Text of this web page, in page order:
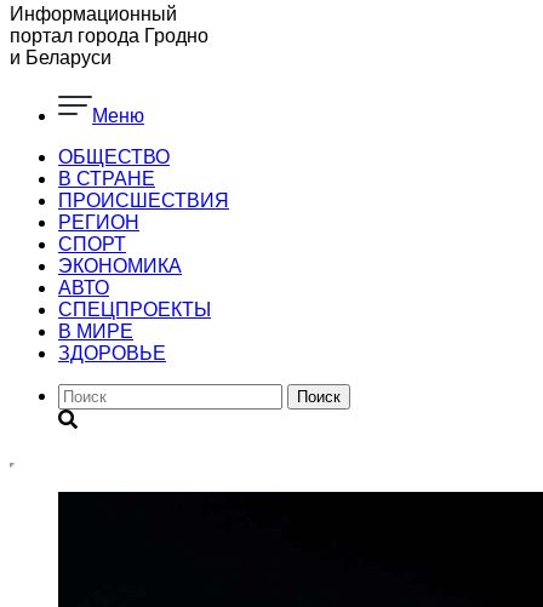
Информационный
портал города Гродно
и Беларуси
Меню
ОБЩЕСТВО
В СТРАНЕ
ПРОИСШЕСТВИЯ
РЕГИОН
CПОРТ
ЭКОНОМИКА
АВТО
СПЕЦПРОЕКТЫ
В МИРЕ
ЗДОРОВЬЕ
Поиск